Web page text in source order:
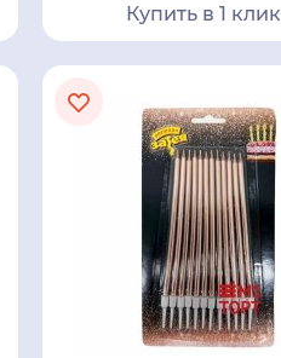
Купить в 1 клик